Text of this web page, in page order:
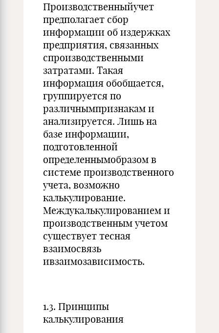
Производственныйучет
предполагает сбор
информации об издержках
предприятия, связанных
спроизводственными
затратами. Такая
информация обобщается,
группируется по
различнымпризнакам и
анализируется. Лишь на
базе информации,
подготовленной
определеннымобразом в
системе производственного
учета, возможно
калькулирование.
Междукалькулированием и
производственным учетом
существует тесная
взаимосвязь
ивзаимозависимость.
1.3. Принципы
калькулирования